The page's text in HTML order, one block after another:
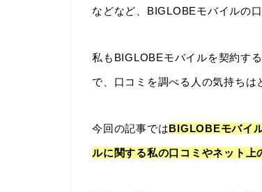
などなど、BIGLOBEモバイルの
私もBIGLOBEモバイルを契約す
で、口コミを調べる人の気持ちは
今回の記事ではBIGLOBEモバイ
ルに関する私の口コミやネット